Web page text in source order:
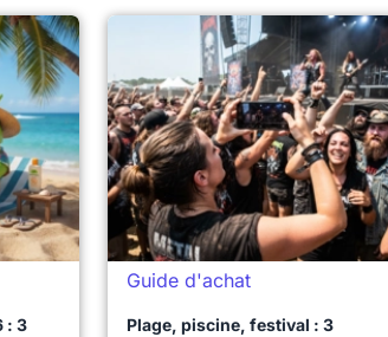
: 3
Guide d'achat
Plage, piscine, festival : 3